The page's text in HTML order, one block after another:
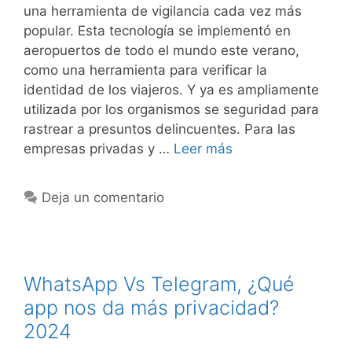
una herramienta de vigilancia cada vez más
popular. Esta tecnología se implementó en
aeropuertos de todo el mundo este verano,
como una herramienta para verificar la
identidad de los viajeros. Y ya es ampliamente
utilizada por los organismos se seguridad para
rastrear a presuntos delincuentes. Para las
empresas privadas y … Leer más
Deja un comentario
WhatsApp Vs Telegram, ¿Qué
app nos da más privacidad?
2024